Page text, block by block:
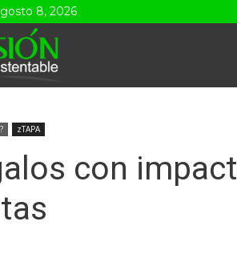
8, 2026
zTAPA
con